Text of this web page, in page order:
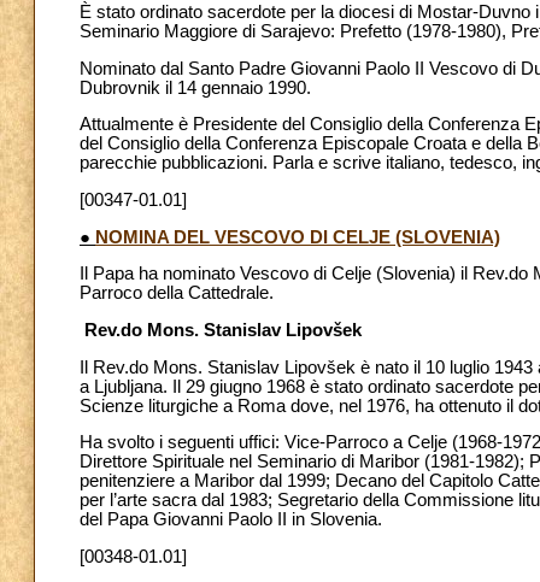
È stato ordinato sacerdote per la diocesi di Mostar-
Seminario Maggiore di Sarajevo: Prefetto (1978-1980),
Nominato dal Santo Padre Giovanni Paolo II Vescovo di
Dubrovnik il 14 gennaio 1990.
Attualmente è Presidente del Consiglio della Conferenza
del Consiglio della Conferenza Episcopale Croata e della
parecchie pubblicazioni. Parla e scrive italiano, tedesco,
[00347-01.01]
● NOMINA DEL VESCOVO DI CELJE (SLOVENIA)
Il Papa ha nominato Vescovo di Celje (Slovenia) il
Parroco della Cattedrale.
Rev.do Mons. Stanislav Lipovšek
Il Rev.do Mons. Stanislav Lipovšek è nato il 10 luglio
a Ljubljana. Il 29 giugno 1968 è stato ordinato sacerdote
Scienze liturgiche a Roma dove, nel 1976, ha ottenuto il
Ha svolto i seguenti uffici: Vice-Parroco a Celje (1968-
Direttore Spirituale nel Seminario di Maribor (1981-1982);
penitenziere a Maribor dal 1999; Decano del Capitolo
per l’arte sacra dal 1983; Segretario della Commissione
del Papa Giovanni Paolo II in Slovenia.
[00348-01.01]